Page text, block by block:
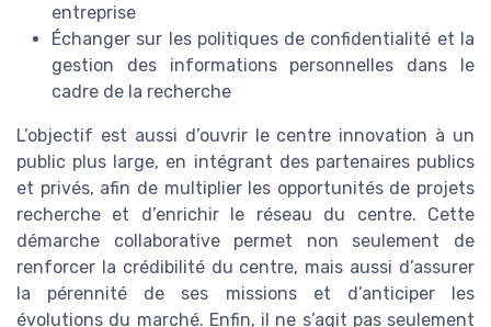
entreprise
Échanger sur les politiques de confidentialité et la
gestion des informations personnelles dans le
cadre de la recherche
L’objectif est aussi d’ouvrir le centre innovation à un
public plus large, en intégrant des partenaires publics
et privés, afin de multiplier les opportunités de projets
recherche et d’enrichir le réseau du centre. Cette
démarche collaborative permet non seulement de
renforcer la crédibilité du centre, mais aussi d’assurer
la pérennité de ses missions et d’anticiper les
évolutions du marché. Enfin, il ne s’agit pas seulement